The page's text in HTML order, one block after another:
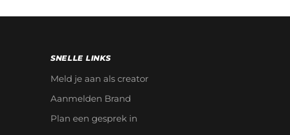
SNELLE LINKS
Meld je aan als creator
Aanmelden Brand
Plan een gesprek in